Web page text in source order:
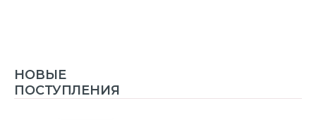
НОВЫЕ
ПОСТУПЛЕНИЯ